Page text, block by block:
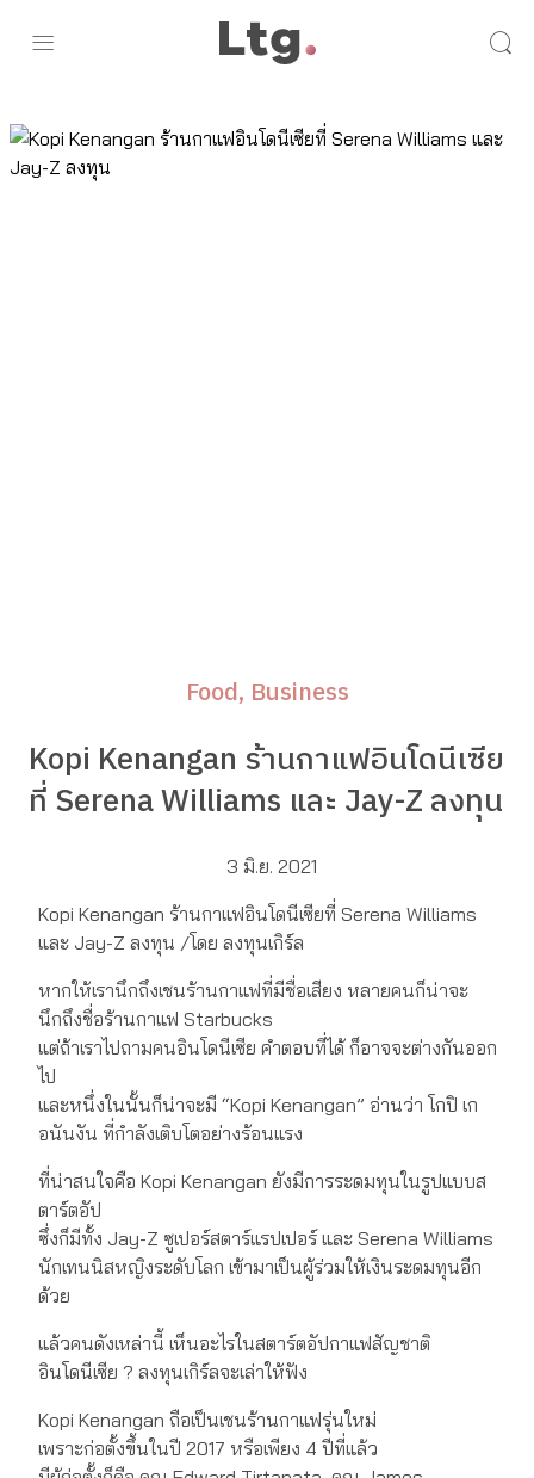
Food Business
Kopi Kenangan ร้านกาแฟอินโดนีเซีย
ที่ Serena Williams และ Jay-Z ลงทุน
3 มิ.ย. 2021
Kopi Kenangan ร้านกาแฟอินโดนีเซียที่ Serena Williams
และ Jay-Z ลงทุน /โดย ลงทุนเกิร์ล
หากให้เรานึกถึงเชนร้านกาแฟที่มีชื่อเสียง หลายคนก็น่าจะ
นึกถึงชื่อร้านกาแฟ Starbucks
แต่ถ้าเราไปถามคนอินโดนีเซีย คำตอบที่ได้ ก็อาจจะต่างกันออก
ไป
และหนึ่งในนั้นก็น่าจะมี “Kopi Kenangan” อ่านว่า โกปิ เก
อนันงัน ที่กำลังเติบโตอย่างร้อนแรง
ที่น่าสนใจคือ Kopi Kenangan ยังมีการระดมทุนในรูปแบบส
ตาร์ตอัป
ซึ่งก็มีทั้ง Jay-Z ซูเปอร์สตาร์แรปเปอร์ และ Serena Williams
นักเทนนิสหญิงระดับโลก เข้ามาเป็นผู้ร่วมให้เงินระดมทุนอีก
ด้วย
แล้วคนดังเหล่านี้ เห็นอะไรในสตาร์ตอัปกาแฟสัญชาติ
อินโดนีเซีย ? ลงทุนเกิร์ลจะเล่าให้ฟัง
Kopi Kenangan ถือเป็นเชนร้านกาแฟรุ่นใหม่
เพราะก่อตั้งขึ้นในปี 2017 หรือเพียง 4 ปีที่แล้ว